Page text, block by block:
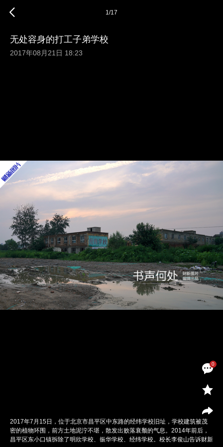
0
1/17
无处容身的打工子弟学校
2017年08月21日 18:23
2017年7月15日，位于北京市昌平区中东路的经纬学校旧址，学校建筑被茂
密的植物环围，前方土地泥泞不堪，散发出败落衰颓的气息。2014年前后，
昌平区东小口镇拆除了明欣学校、振华学校、经纬学校。校长李俊山告诉财新